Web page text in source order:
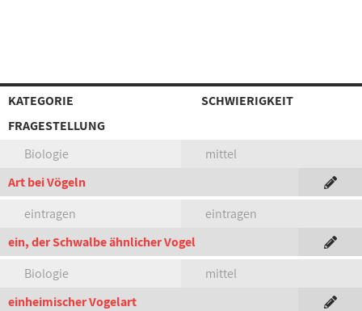
KATEGORIE
SCHWIERIGKEIT
FRAGESTELLUNG
Biologie
mittel
Art bei Vögeln
eintragen
eintragen
ein, der Schwalbe ähnlicher Vogel
Biologie
mittel
einheimischer Vogelart